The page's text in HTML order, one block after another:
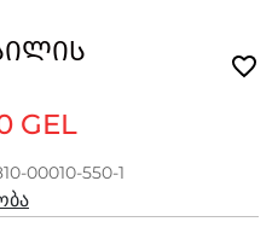
GEL
00010-550-1